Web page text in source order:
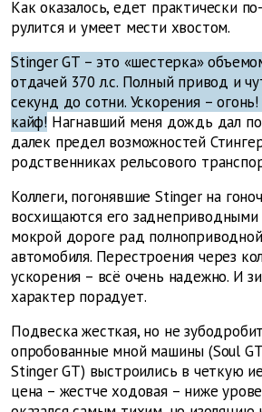
Как оказалось, едет практически
рулится и умеет мести хвостом.
Stinger GT – это «шестерка»
отдачей 370 л.с. Полный привод и
секунд до сотни. Ускорения –
кайф! Нагнавший меня дождь дал
далек предел возможностей
родственниках рельсового
Коллеги, погонявшие Stinger на
восхищаются его заднеприводными
мокрой дороге рад
автомобиля. Перестроения через
ускорения – всё очень надежно. И
характер порадует.
Подвеска жесткая, но не
опробованные мной машины (Soul
Stinger GT) выстроились в четкую
цена – жестче ходовая – ниже